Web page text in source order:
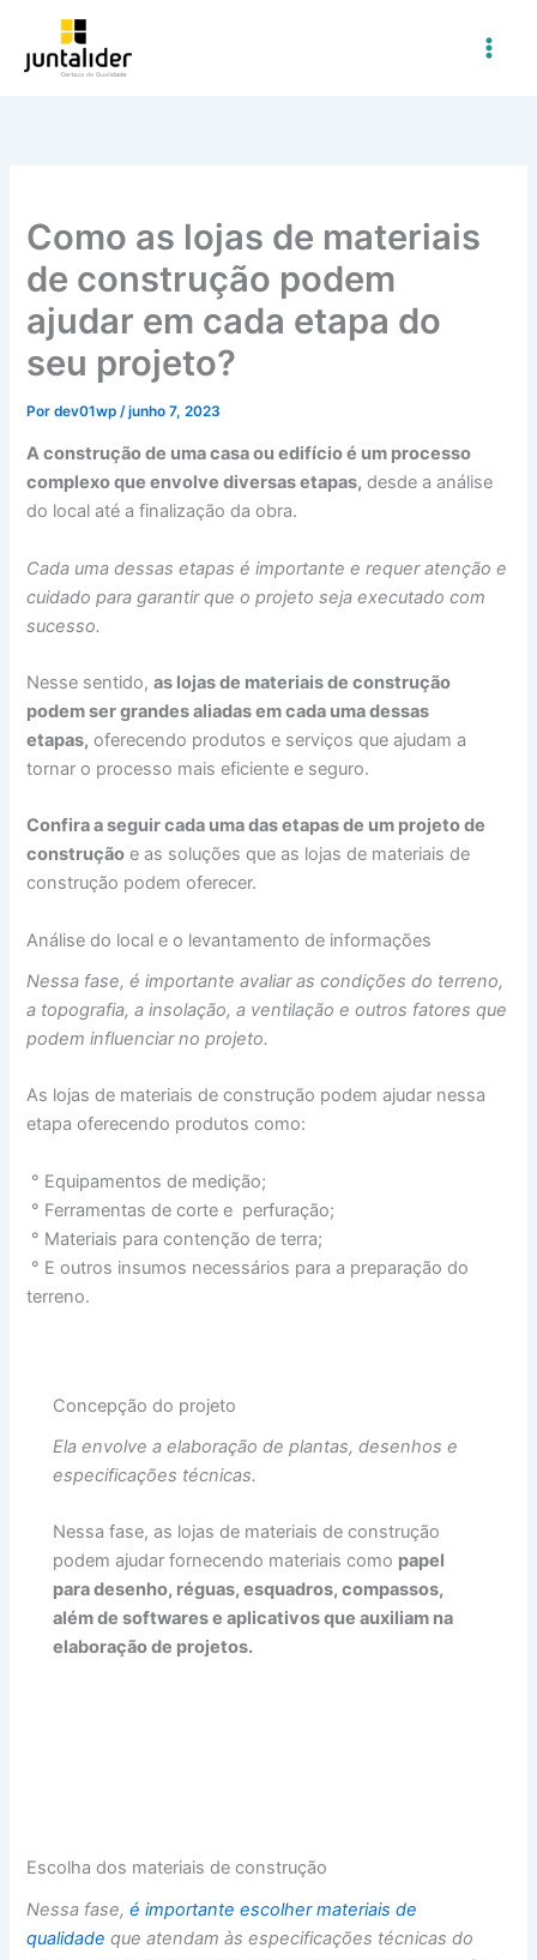
Como as lojas de materiais
de construção podem
ajudar em cada etapa do
seu projeto?
Pordev01wp /junho 7, 2023
A construção de uma casa ou edifício é um processo
complexo que envolve diversas etapas, desde a análise
do local até a finalização da obra.
Cada uma dessas etapas é importante e requer atenção e
cuidado para garantir que o projeto seja executado com
sucesso.
Nesse sentido,as lojas de materiais de construção
podem ser grandes aliadas em cada uma dessas
etapas, oferecendo produtos e serviços que ajudam a
tornar o processo mais eficiente e seguro.
Confira a seguir cada uma das etapas de um projeto de
construção e as soluções que as lojas de materiais de
construção podem oferecer.
Análise do local e o levantamento de informações
Nessa fase, é importante avaliar as condições do terreno,
a topografia, a insolação, a ventilação e outros fatores que
podem influenciar no projeto.
As lojas de materiais de construção podem ajudar nessa
etapa oferecendo produtos como:
° Equipamentos de medição;
° Ferramentas de corte e perfuração;
° Materiais para contenção de terra;
° E outros insumos necessários para a preparação do
terreno.
Concepção do projeto
Ela envolve a elaboração de plantas, desenhos e
especificações técnicas.
Nessa fase, as lojas de materiais de construção
podem ajudar fornecendo materiais como papel
para desenho, réguas, esquadros, compassos,
além de softwares e aplicativos que auxiliam na
elaboração de projetos.
Escolha dos materiais de construção
Nessa fase,é importante escolher materiais de
qualidade que atendam às especificações técnicas do